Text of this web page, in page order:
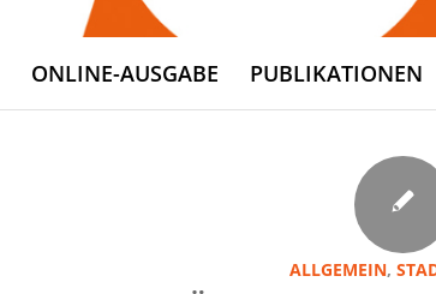
ONLINE-AUSGABE PUBLIKATIONEN
ALLGEMEIN,